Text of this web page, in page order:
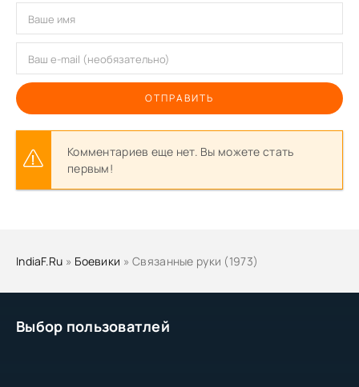
Выбор пользоватлей
ОТПРАВИТЬ
Комментариев еще нет. Вы можете стать
первым!
IndiaF.Ru » Боевики » Связанные руки (1973)